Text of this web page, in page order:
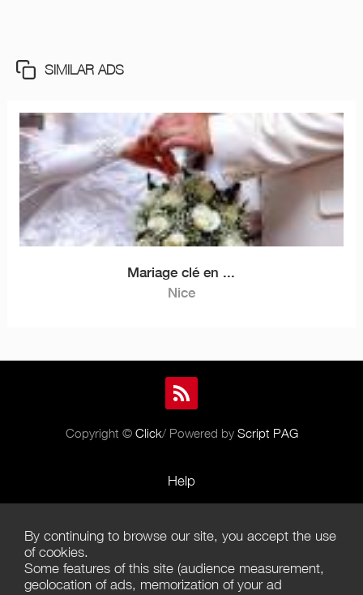
SIMILAR ADS
Mariage clé en ...
Nice
Copyright © Click/ Powered by Script PAG
Help
Terms of Use
Terms of Sales
By continuing to browse our site, you accept the use
of cookies.
Some features of this site (audience measurement,
geolocation of ads, memorization of your ad